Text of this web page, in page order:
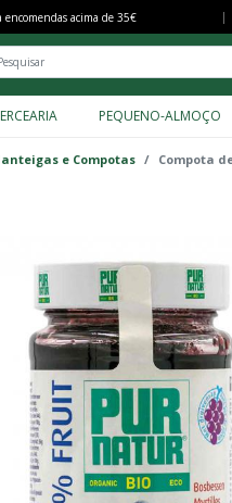
acima de 35€ |
PEQUENO-ALMOÇO
e Compotas Compota